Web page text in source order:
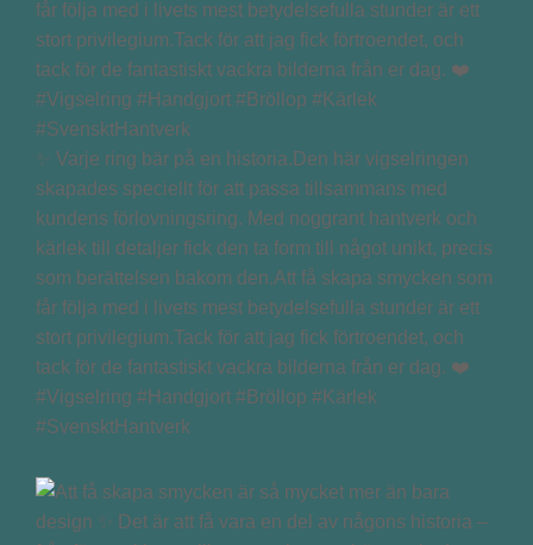
✨ Varje ring bär på en historia.Den här vigselringen
skapades speciellt för att passa tillsammans med
kundens förlovningsring. Med noggrant hantverk och
kärlek till detaljer fick den ta form till något unikt, precis
som berättelsen bakom den.Att få skapa smycken som
får följa med i livets mest betydelsefulla stunder är ett
stort privilegium.Tack för att jag fick förtroendet, och
tack för de fantastiskt vackra bilderna från er dag. ❤️
#Vigselring #Handgjort #Bröllop #Kärlek
#SvensktHantverk